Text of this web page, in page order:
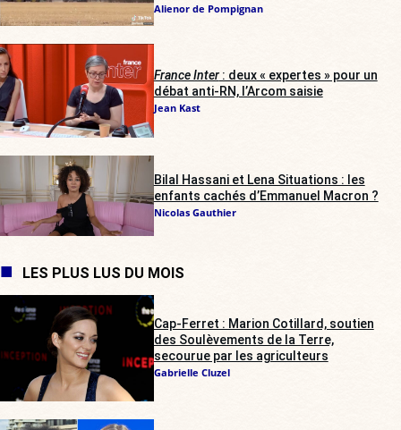
Alienor de Pompignan
France Inter: deux « expertes » pour un
débat anti-RN, l’Arcom saisie
Jean Kast
Bilal Hassani et Lena Situations : les
enfants cachés d’Emmanuel Macron ?
Nicolas Gauthier
LES PLUS LUS DU MOIS
Cap-Ferret : Marion Cotillard, soutien
des Soulèvements de la Terre,
secourue par les agriculteurs
Gabrielle Cluzel